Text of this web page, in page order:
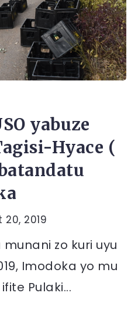
yabuze
Hyace (
2019
zo kuri uyu
Imodoka yo mu
Pulaki...